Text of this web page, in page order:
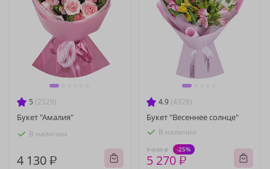
5 (2529)
Букет "Амалия"
В наличии
4 130 ₽
4.9 (4328)
Букет "Весеннее солнце"
В наличии
7 030 ₽ -25%
5 270 ₽